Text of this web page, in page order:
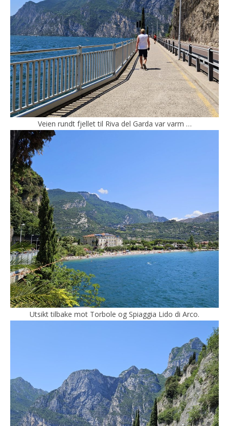
Veien rundt fjellet til Riva del Garda var varm …
Utsikt tilbake mot Torbole og Spiaggia Lido di Arco.